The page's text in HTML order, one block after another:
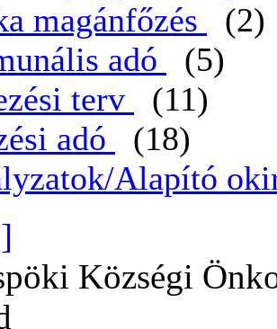
magánfőzés
(2)
adó
(5)
terv
(11)
adó
(18)
Alapító
Községi